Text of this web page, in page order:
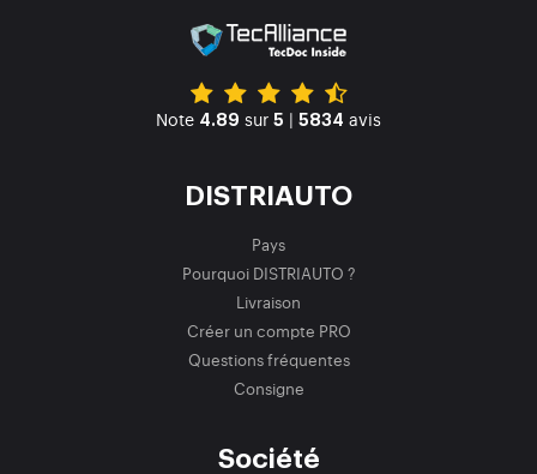
Note 4.89 sur 5 | 5834 avis
DISTRIAUTO
Pays
Pourquoi DISTRIAUTO ?
Livraison
Créer un compte PRO
Questions fréquentes
Consigne
Société